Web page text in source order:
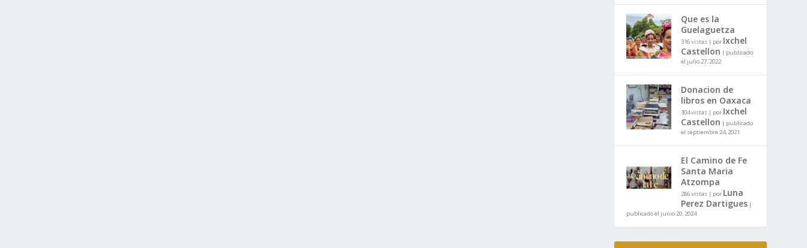
Que es la
Guelaguetza
316 vistas| por Ixchel
Castellon | publicado
el julio 27, 2022
Donacion de
libros en Oaxaca
304 vistas| por Ixchel
Castellon | publicado
el septiembre 24, 2021
El Camino de Fe
Santa Maria
Atzompa
286 vistas| por Luna
Perez Dartigues|
publicado el junio 20, 2024